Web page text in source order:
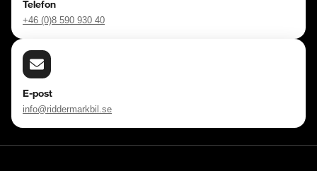
Telefon
+46 (0)8 590 930 40
E-post
info@riddermarkbil.se